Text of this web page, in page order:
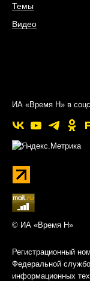
Темы
Видео
ИА «Время Н» в
© ИА «Время Н»
Регистрационный
Федеральной
информационных